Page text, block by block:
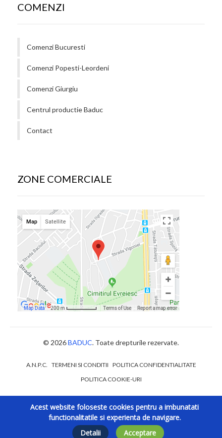
COMENZI
Comenzi Bucuresti
Comenzi Popesti-Leordeni
Comenzi Giurgiu
Centrul productie Baduc
Contact
ZONE COMERCIALE
© 2026BADUC. Toate drepturile rezervate.
A.N.P.C. TERMENI SI CONDITII POLITICA CONFIDENTIALITATE
POLITICA COOKIE-URI
Acest website foloseste cookies pentru a imbunatati
functionalitatile si experienta de navigare.
Detalii
Acceptare